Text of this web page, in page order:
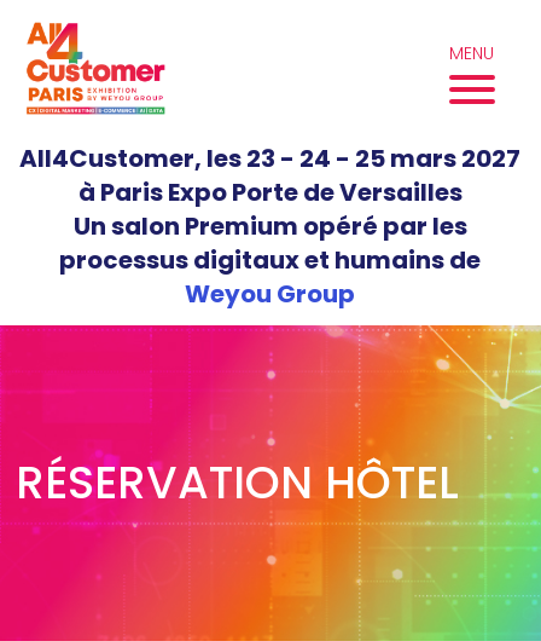
contenu
All4Customer, les 23 - 24 - 25 mars 2027
à Paris Expo Porte de Versailles
Un salon Premium opéré par les
processus digitaux et humains de
Weyou Group
MENU
RÉSERVATION HÔTEL